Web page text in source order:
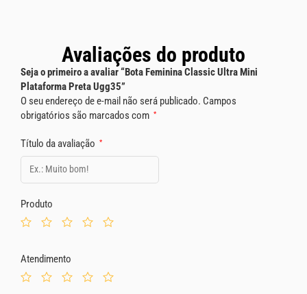
Avaliações do produto
Seja o primeiro a avaliar “Bota Feminina Classic Ultra Mini
Plataforma Preta Ugg35”
O seu endereço de e-mail não será publicado. Campos
obrigatórios são marcados com *
Título da avaliação *
Produto
Atendimento